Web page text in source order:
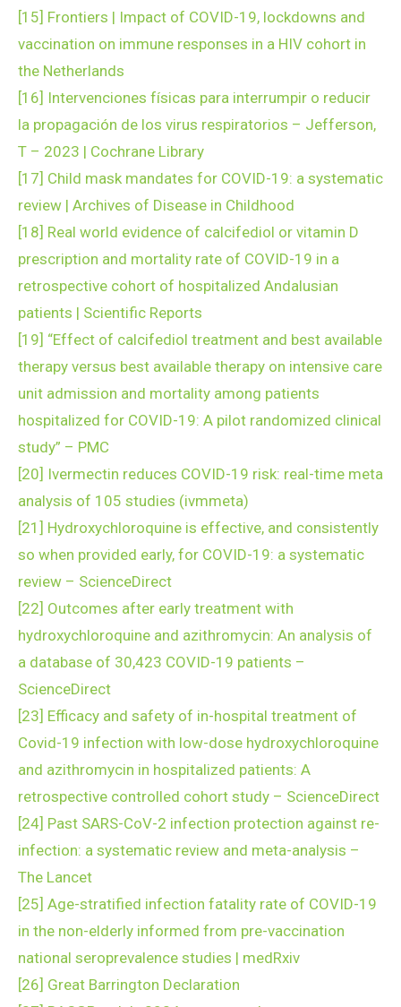
[15] Frontiers | Impact of COVID-19, lockdowns and
vaccination on immune responses in a HIV cohort in
the Netherlands
[16] Intervenciones físicas para interrumpir o reducir
la propagación de los virus respiratorios – Jefferson,
T – 2023 | Cochrane Library
[17] Child mask mandates for COVID-19: a systematic
review | Archives of Disease in Childhood
[18] Real world evidence of calcifediol or vitamin D
prescription and mortality rate of COVID-19 in a
retrospective cohort of hospitalized Andalusian
patients | Scientific Reports
[19] “Effect of calcifediol treatment and best available
therapy versus best available therapy on intensive care
unit admission and mortality among patients
hospitalized for COVID-19: A pilot randomized clinical
study” – PMC
[20] Ivermectin reduces COVID-19 risk: real-time meta
analysis of 105 studies (ivmmeta)
[21] Hydroxychloroquine is effective, and consistently
so when provided early, for COVID-19: a systematic
review – ScienceDirect
[22] Outcomes after early treatment with
hydroxychloroquine and azithromycin: An analysis of
a database of 30,423 COVID-19 patients –
ScienceDirect
[23] Efficacy and safety of in-hospital treatment of
Covid-19 infection with low-dose hydroxychloroquine
and azithromycin in hospitalized patients: A
retrospective controlled cohort study – ScienceDirect
[24] Past SARS-CoV-2 infection protection against re-
infection: a systematic review and meta-analysis –
The Lancet
[25] Age-stratified infection fatality rate of COVID-19
in the non-elderly informed from pre-vaccination
national seroprevalence studies | medRxiv
[26] Great Barrington Declaration